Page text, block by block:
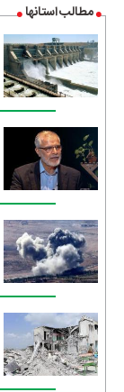
مطالب استانها